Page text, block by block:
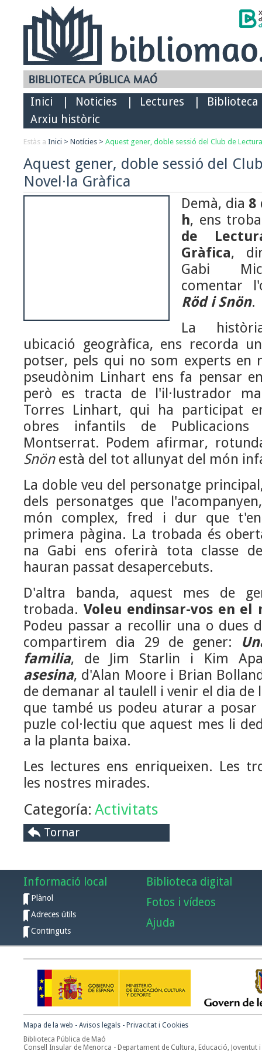
Inici Noticies Lectures
Biblioteca
Arxiu històric
Estàs a Inici > Notícies > Aquest gener, doble sessió del Club de
Aquest gener, doble sessió del
Novel·la Gràfica
Demà, dia 8
h, ens
de
Gràfica,
Gabi
comentar
Röd i Snön.
La
ubicació geogràfica, ens recorda
potser, pels qui no som experts en
pseudònim Linhart ens fa pensar
però es tracta de l'il·lustrador
Torres Linhart, qui ha participat
obres infantils de
Montserrat. Podem afirmar,
Snönestà del tot allunyat del món
La doble veu del personatge
dels personatges que
món complex, fred i dur que
primera pàgina. La trobada és
na Gabi ens oferirà tota classe
hauran passat desapercebuts.
D'altra banda, aquest mes de
trobada. Voleu endinsar-vos en el
Podeu passar a recollir una o dues
compartirem dia 29 de gener:
familia, de Jim Starlin i Kim
asesina, d'Alan Moore i Brian
de demanar al taulell i venir el dia de
que també us podeu aturar a posar
puzle col·lectiu que aquest mes li
a la planta baixa.
Les lectures ens enriqueixen. Les
les nostres mirades.
Categoría: Activitats
Tornar
Informació local
Plànol
Adreces útils
Continguts
Biblioteca digital
Fotos i vídeos
Ajuda
Mapa de la web - Avisos legals - Privacitat i Cookies
Biblioteca Pública de Maó
Consell Insular de Menorca - Departament de Cultura, Educació, Joventut